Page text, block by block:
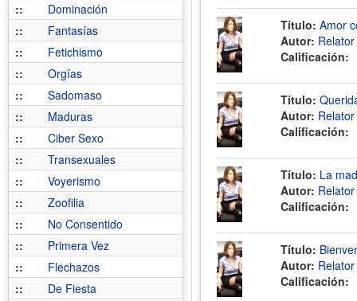
::
Dominación
::
Fantasías
::
Fetichismo
::
Orgías
::
Sadomaso
::
Maduras
::
Ciber Sexo
::
Transexuales
::
Voyerismo
::
Zoofilia
::
No Consentido
::
Primera Vez
::
Flechazos
::
De Fiesta
Título: Amor
Autor:
Calificación:
Título:
Autor:
Calificación:
Título: La
Autor:
Calificación:
Título:
Autor:
Calificación: